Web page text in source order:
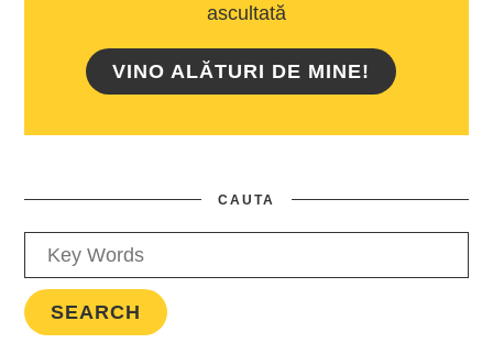
ascultată
VINO ALĂTURI DE MINE!
CAUTA